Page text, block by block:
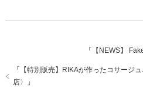
「 【NEWS】
「 【特別販売】RIKAが作ったコサージ
店〉
」